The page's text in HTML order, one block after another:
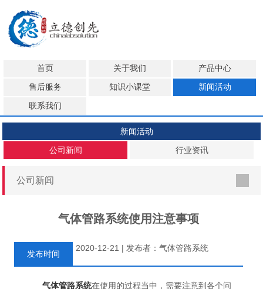
首页 关于我们 产品中心
售后服务 知识小课堂 新闻活动
联系我们
新闻活动
公司新闻
行业资讯
公司新闻
气体管路系统使用注意事项
发布时间
2020-12-21 | 发布者：气体管路系统
气体管路系统在使用的过程当中，需要注意到各个问